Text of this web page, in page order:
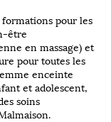
pour les
être
en massage) et
pour toutes les
enceinte
et adolescent,
soins